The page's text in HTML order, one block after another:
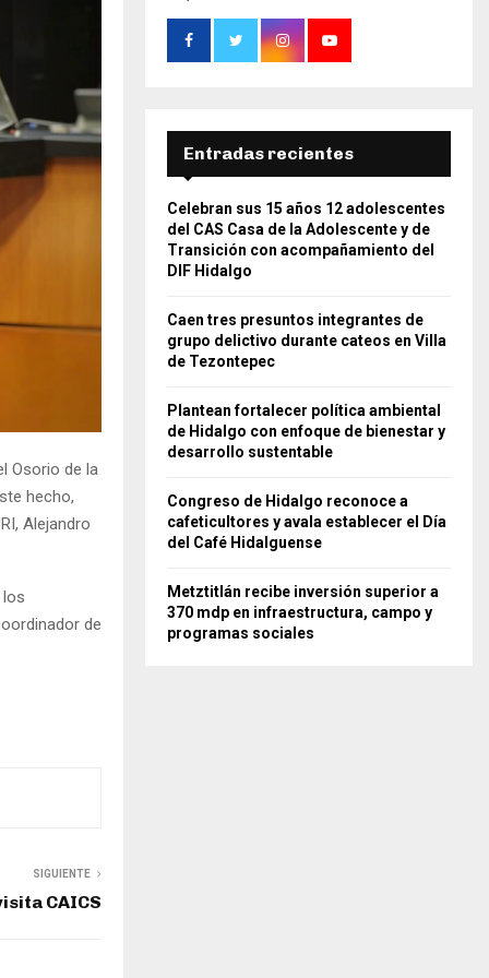
Osorio de la
hecho,
Alejandro
los
de
SIGUIENTE
CAICS
Entradas recientes
Celebran sus 15 años 12 adolescentes
del CAS Casa de la Adolescente y de
Transición con acompañamiento del
DIF Hidalgo
Caen tres presuntos integrantes de
grupo delictivo durante cateos en Villa
de Tezontepec
Plantean fortalecer política ambiental
de Hidalgo con enfoque de bienestar y
desarrollo sustentable
Congreso de Hidalgo reconoce a
cafeticultores y avala establecer el Día
del Café Hidalguense
Metztitlán recibe inversión superior a
370 mdp en infraestructura, campo y
programas sociales